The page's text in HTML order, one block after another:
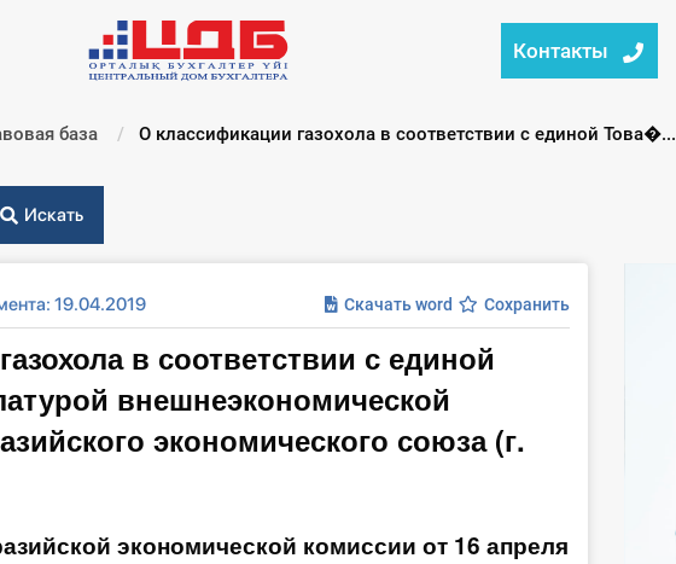
Контакты
база Текущий:
О классификации газохола в соответствии с единой Това�...
Искать
19.04.2019 Скачать word Сохранить
в соответствии с единой
внешнеэкономической
экономического союза (г.
экономической комиссии от 16 апреля